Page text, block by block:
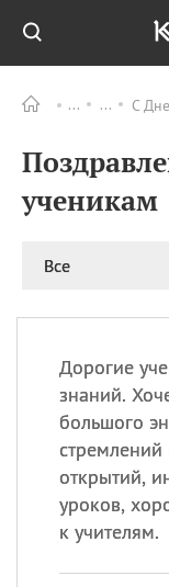
С
ученикам
Все
Дорогие
знаний.
большого
открытий,
уроков,
к учителям.